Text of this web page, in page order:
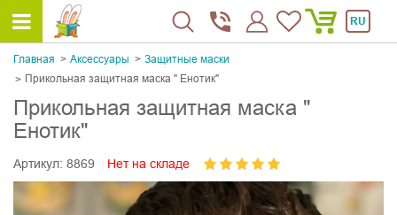
RU
Главная Аксессуары
Защитные маски
Прикольная защитная маска " Енотик"
Прикольная защитная маска "
Енотик"
Артикул: 8869 Нет на складе